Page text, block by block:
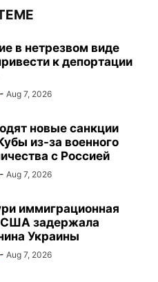
в нетрезвом виде
к депортации
- Aug 7, 2026
новые санкции
из-за военного
с Россией
- Aug 7, 2026
иммиграционная
задержала
Украины
- Aug 7, 2026